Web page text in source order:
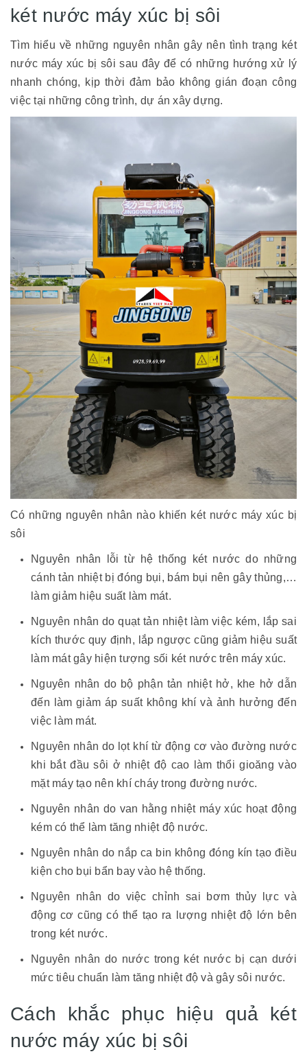
két nước máy xúc bị sôi
Tìm hiểu về những nguyên nhân gây nên tình trạng két
nước máy xúc bị sôi sau đây để có những hướng xử lý
nhanh chóng, kịp thời đảm bảo không gián đoạn công
việc tại những công trình, dự án xây dựng.
Có những nguyên nhân nào khiến két nước máy xúc bị
sôi
Nguyên nhân lỗi từ hệ thống két nước do những
cánh tản nhiệt bị đóng bụi, bám bụi nên gây thủng,…
làm giảm hiệu suất làm mát.
Nguyên nhân do quạt tản nhiệt làm việc kém, lắp sai
kích thước quy định, lắp ngược cũng giảm hiệu suất
làm mát gây hiện tượng sối két nước trên máy xúc.
Nguyên nhân do bộ phận tản nhiệt hở, khe hở dẫn
đến làm giảm áp suất không khí và ảnh hưởng đến
việc làm mát.
Nguyên nhân do lọt khí từ động cơ vào đường nước
khi bắt đầu sôi ở nhiệt độ cao làm thổi gioăng vào
mặt máy tạo nên khí cháy trong đường nước.
Nguyên nhân do van hằng nhiệt máy xúc hoạt động
kém có thể làm tăng nhiệt độ nước.
Nguyên nhân do nắp ca bin không đóng kín tạo điều
kiện cho bụi bẩn bay vào hệ thống.
Nguyên nhân do việc chỉnh sai bơm thủy lực và
động cơ cũng có thể tạo ra lượng nhiệt độ lớn bên
trong két nước.
Nguyên nhân do nước trong két nước bị cạn dưới
mức tiêu chuẩn làm tăng nhiệt độ và gây sôi nước.
Cách khắc phục hiệu quả két
nước máy xúc bị sôi